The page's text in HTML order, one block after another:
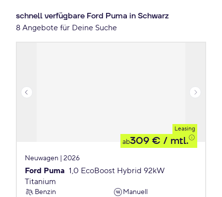
schnell verfügbare Ford Puma in Schwarz
8 Angebote für Deine Suche
Leasing
ab309 € / mtl.
Neuwagen | 2026
Ford Puma 1,0 EcoBoost Hybrid 92kW
Titanium
Benzin
Manuell